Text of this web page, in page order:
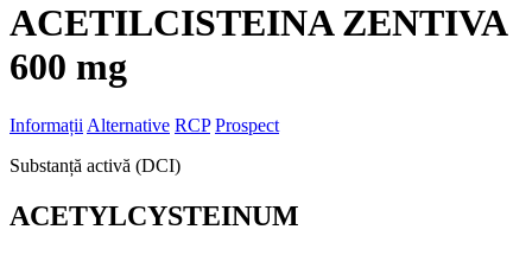
ACETILCISTEINA ZENTIVA
600 mg
Informații Alternative RCP Prospect
Substanță activă (DCI)
ACETYLCYSTEINUM